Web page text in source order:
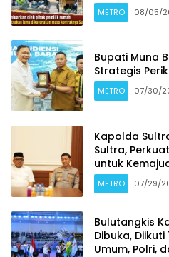
METRO 08/05/
Bupati Muna
Strategis
METRO 07/30/
Kapolda
Sultra,
untuk
METRO 07/29/
Bulutangkis
Dibuka,
Umum, Polri,